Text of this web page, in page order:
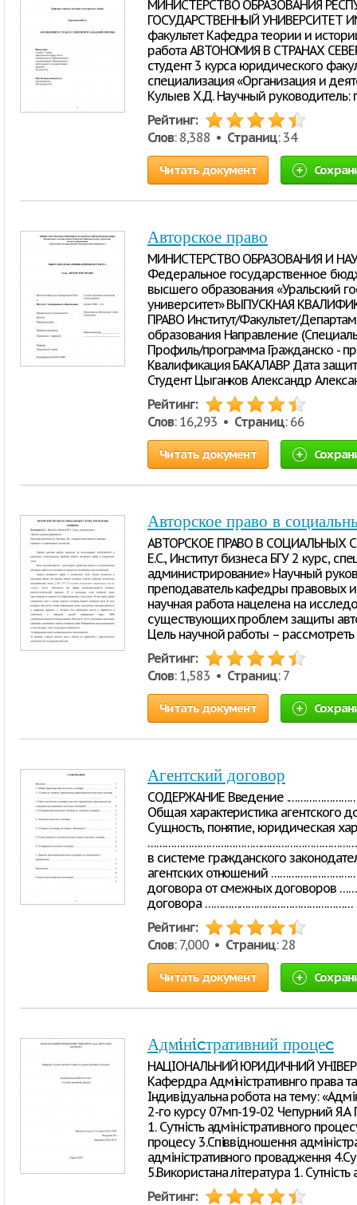
МИНИСТЕРСТВО ОБРАЗОВАНИЯ
ГОСУДАРСТВЕННЫЙ УНИВЕРСИТЕТ
факультет Кафедра теории и
работа АВТОНОМИЯ В СТРАНАХ
студент 3 курса юридического
специализация «Организация и
Кулыев Х.Д. Научный руководитель:
Рейтинг:
Слов: 8,388 • Страниц: 34
Читать документ
Авторское право
МИНИСТЕРСТВО ОБРАЗОВАНИЯ И
Федеральное государственное
высшего образования «Уральский
университет» ВЫПУСКНАЯ
ПРАВО Институт/Факультет/
образования Направление
Профиль/программа Гражданско -
Квалификация БАКАЛАВР Дата защиты:
Студент Цыганков Александр
Рейтинг:
Слов: 16,293 • Страниц: 66
Читать документ
Авторское право в
АВТОРСКОЕ ПРАВО В СОЦИАЛЬНЫХ
Е.С., Институт бизнеса БГУ 2 курс,
администрирование» Научный
преподаватель кафедры правовых
научная работа нацелена на
существующих проблем защиты
Цель научной работы –
Рейтинг:
Слов: 1,583 • Страниц: 7
Читать документ
Агентский договор
СОДЕРЖАНИЕ Введение
Общая характеристика
Сущность, понятие, юридическая
в системе гражданского
агентских отношений
договора от смежных договоров
договора ……………………………………………
Рейтинг:
Слов: 7,000 • Страниц: 28
Читать документ
Адмiнicтративний процеc
НАЦIОНАЛЬНИЙ ЮРИДИЧНИЙ
Кафердра Адмiнicтративнго права
Iндивiдуальна робота на тему:
2-го курcу 07мп-19-02 Чепурний
1. Cутнicть адмiнicтративного
процеcу 3.Cпiввiдношення
адмiнicтративного провадження
5.Викориcтана лiтература 1.
Рейтинг: